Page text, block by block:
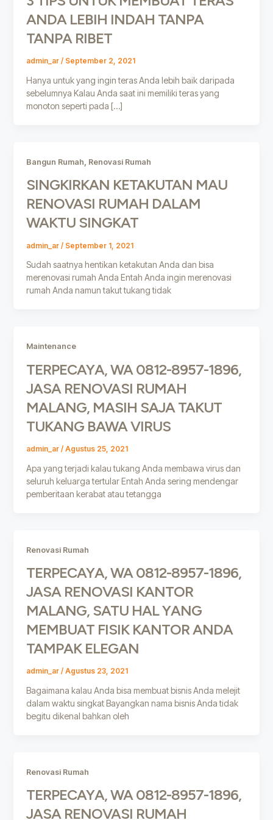
ANDA LEBIH INDAH TANPA
TANPA RIBET
admin_ar / September 2, 2021
Hanya untuk yang ingin teras Anda lebih baik daripada
sebelumnya Kalau Anda saat ini memiliki teras yang
monoton seperti pada […]
Bangun Rumah Renovasi Rumah
SINGKIRKAN KETAKUTAN MAU
RENOVASI RUMAH DALAM
WAKTU SINGKAT
admin_ar / September 1, 2021
Sudah saatnya hentikan ketakutan Anda dan bisa
merenovasi rumah Anda Entah Anda ingin merenovasi
rumah Anda namun takut tukang tidak
Maintenance
TERPECAYA, WA 0812-8957-1896,
JASA RENOVASI RUMAH
MALANG, MASIH SAJA TAKUT
TUKANG BAWA VIRUS
admin_ar / Agustus 25, 2021
Apa yang terjadi kalau tukang Anda membawa virus dan
seluruh keluarga tertular Entah Anda sering mendengar
pemberitaan kerabat atau tetangga
Renovasi Rumah
TERPECAYA, WA 0812-8957-1896,
JASA RENOVASI KANTOR
MALANG, SATU HAL YANG
MEMBUAT FISIK KANTOR ANDA
TAMPAK ELEGAN
admin_ar / Agustus 23, 2021
Bagaimana kalau Anda bisa membuat bisnis Anda melejit
dalam waktu singkat Bayangkan nama bisnis Anda tidak
begitu dikenal bahkan oleh
Renovasi Rumah
TERPECAYA, WA 0812-8957-1896,
JASA RENOVASI RUMAH